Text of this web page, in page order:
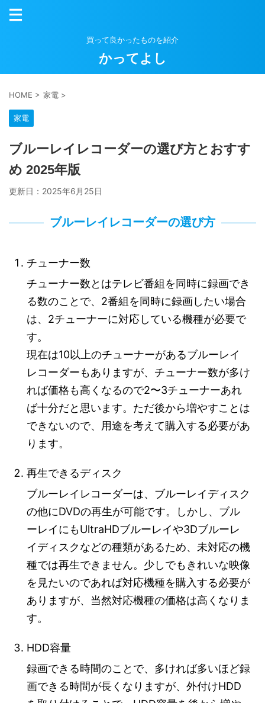
買って良かったものを紹介
かってよし
HOME > 家電 >
家電
ブルーレイレコーダーの選び方とおすす
め 2025年版
更新日： 2025年6月25日
ブルーレイレコーダーの選び方
チューナー数
チューナー数とはテレビ番組を同時に録画でき
る数のことで、2番組を同時に録画したい場合
は、2チューナーに対応している機種が必要で
す。
現在は10以上のチューナーがあるブルーレイ
レコーダーもありますが、チューナー数が多け
れば価格も高くなるので2〜3チューナーあれ
ば十分だと思います。ただ後から増やすことは
できないので、用途を考えて購入する必要があ
ります。
再生できるディスク
ブルーレイレコーダーは、ブルーレイディスク
の他にDVDの再生が可能です。しかし、ブル
ーレイにもUltraHDブルーレイや3Dブルーレ
イディスクなどの種類があるため、未対応の機
種では再生できません。少しでもきれいな映像
を見たいのであれば対応機種を購入する必要が
ありますが、当然対応機種の価格は高くなりま
す。
HDD容量
録画できる時間のことで、多ければ多いほど録
画できる時間が長くなりますが、外付けHDD